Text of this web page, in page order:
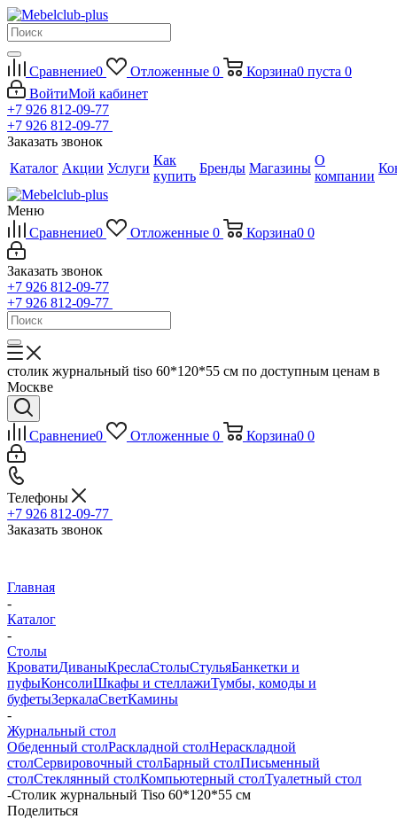
Сравнение0 Отложенные 0 Корзина0 пуста 0
ВойтиМой кабинет
+7 926 812-09-77
+7 926 812-09-77
Заказать звонок
Каталог Акции Услуги
Как
купить
Бренды Магазины
О
компании
Меню
Сравнение0 Отложенные 0 Корзина0 0
Заказать звонок
+7 926 812-09-77
+7 926 812-09-77
столик журнальный tiso 60*120*55 см по доступным ценам в
Москве
Сравнение0 Отложенные 0 Корзина0 0
Телефоны
+7 926 812-09-77
Заказать звонок
Главная
-
Каталог
-
Столы
КроватиДиваныКреслаСтолыСтульяБанкетки и
пуфыКонсолиШкафы и стеллажиТумбы, комоды и
буфетыЗеркалаСветКамины
-
Журнальный стол
Обеденный столРаскладной столНераскладной
столСервировочный столБарный столПисьменный
столСтеклянный столКомпьютерный столТуалетный стол
-Столик журнальный Tiso 60*120*55 см
Поделиться